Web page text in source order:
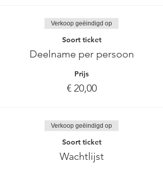
Verkoop geëindigd op
Soort ticket
Deelname per persoon
Prijs
€ 20,00
Verkoop geëindigd op
Soort ticket
Wachtlijst